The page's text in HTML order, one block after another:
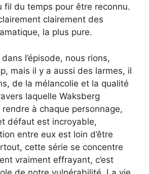
fil du temps pour être reconnu.
clairement des
la plus pure.
dans l’épisode, nous rions,
mais il y a aussi des larmes, il
de la mélancolie et la qualité
laquelle Waksberg
à chaque personnage,
défaut est incroyable,
entre eux est loin d’être
cette série se concentre
vraiment effrayant, c’est